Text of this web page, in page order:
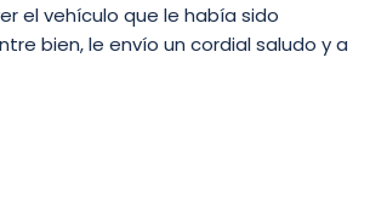
el vehículo que le había sido
bien, le envío un cordial saludo y a